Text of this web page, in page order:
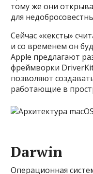
тому же они
для
Сей­час «кек­сты»
и со вре­менем он
Apple пред­лага­ют
фрей­мвор­ки
поз­воля­ют
работа­ющие в
Darwin
Опе­раци­онная